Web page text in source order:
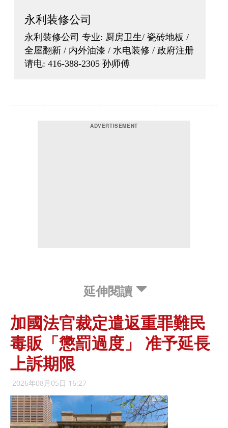
延伸閱讀
加國法官裁定遣返重罪難民
毒販「懲罰過度」 准予延長
上訴期限
2026年08月05日 16:27